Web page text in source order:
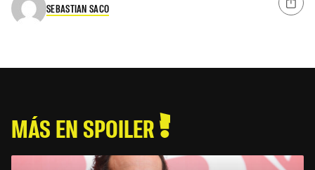
SEBASTIAN SACO
MÁS EN SPOILER